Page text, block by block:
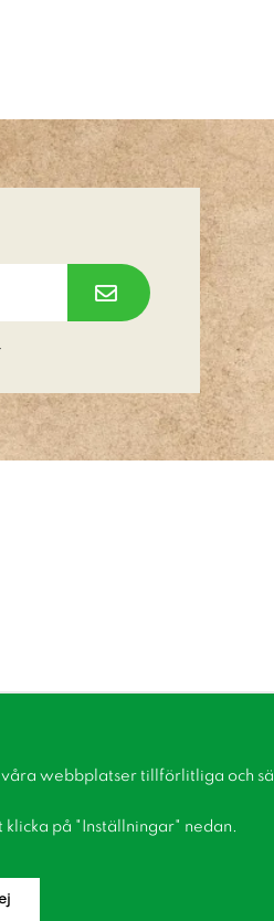
webbplatser tillförlitliga och
på "Inställningar" nedan.